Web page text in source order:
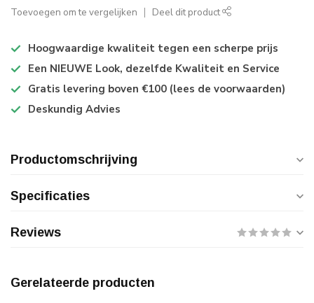
Toevoegen om te vergelijken Deel dit product
Hoogwaardige kwaliteit tegen een scherpe prijs
Een NIEUWE Look, dezelfde Kwaliteit en Service
Gratis levering boven €100 (lees de voorwaarden)
Deskundig Advies
Productomschrijving
Specificaties
Reviews
Gerelateerde producten